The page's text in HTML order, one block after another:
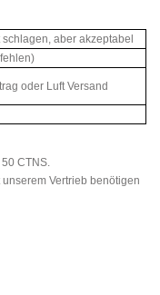
aber akzeptabel
oder Luft Versand
CTNS.
Vertrieb benötigen